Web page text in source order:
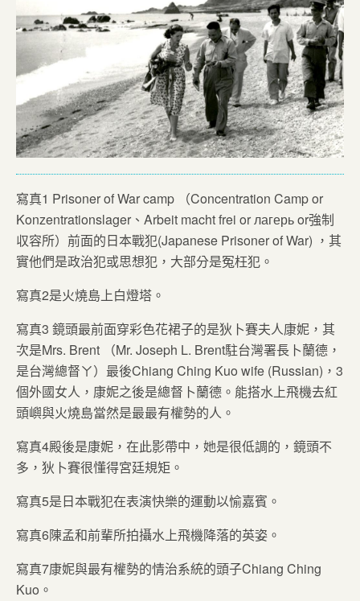
寫真1 Prisoner of War camp （Concentration Camp or
Konzentrationslager、Arbeit macht frei or лагерь or強制
収容所）前面的日本戰犯(Japanese Prisoner of War) ，其
實他們是政治犯或思想犯，大部分是冤枉犯。
寫真2是火燒島上白燈塔。
寫真3 鏡頭最前面穿彩色花裙子的是狄卜賽夫人康妮，其
次是Mrs. Brent （Mr. Joseph L. Brent駐台灣署長卜蘭德，
是台灣總督ㄚ）最後Chiang Ching Kuo wife (Russian)，3
個外國女人，康妮之後是總督卜蘭德。能搭水上飛機去紅
頭嶼與火燒島當然是最最有權勢的人。
寫真4殿後是康妮，在此影帶中，她是很低調的，鏡頭不
多，狄卜賽很懂得宮廷規矩。
寫真5是日本戰犯在表演快樂的運動以愉嘉賓。
寫真6陳孟和前輩所拍攝水上飛機降落的英姿。
寫真7康妮與最有權勢的情治系統的頭子Chiang Ching
Kuo。